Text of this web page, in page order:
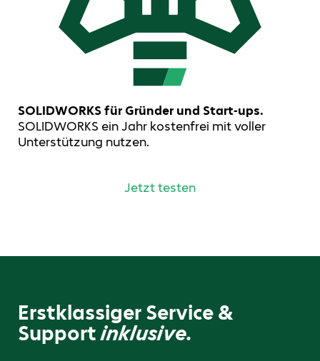
SOLIDWORKS für Gründer und Start-ups.
SOLIDWORKS ein Jahr kostenfrei mit voller
Unterstützung nutzen.
Jetzt testen
Erstklassiger Service &
Supportinklusive.